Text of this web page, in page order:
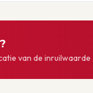
van de inruilwaarde